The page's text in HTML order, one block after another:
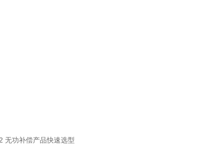
无功补偿产品快速选型